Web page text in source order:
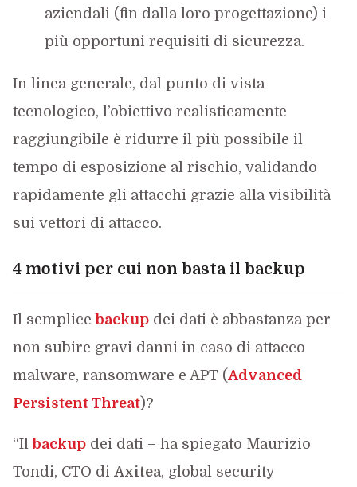
aziendali (fin dalla loro progettazione) i
più opportuni requisiti di sicurezza.
In linea generale, dal punto di vista
tecnologico, l’obiettivo realisticamente
raggiungibile è ridurre il più possibile il
tempo di esposizione al rischio, validando
rapidamente gli attacchi grazie alla visibilità
sui vettori di attacco.
4 motivi per cui non basta il backup
Il semplice backupdei dati è abbastanza per
non subire gravi danni in caso di attacco
malware, ransomware e APT (Advanced
Persistent Threat)?
“Il backupdei dati – ha spiegato Maurizio
Tondi, CTO di Axitea, global security